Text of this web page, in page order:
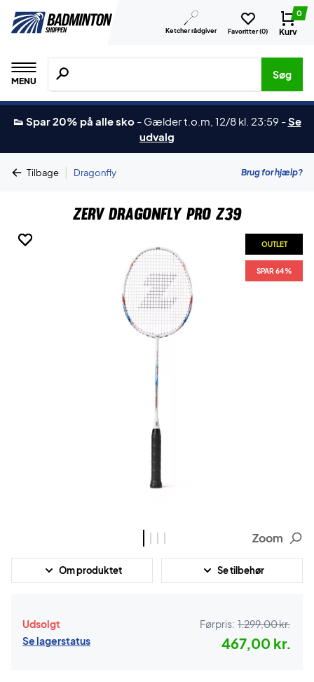
Ketcher rådgiver Favoritter (0)
0
Kurv
MENU
Søg efter produkter, mærker etc.
Søg
👟 Spar 20% på alle sko - Gælder t.o.m, 12/8 kl. 23:59 -Se
udvalg
Tilbage | Dragonfly Brug for hjælp?
ZERV Dragonfly Pro Z39
OUTLET
SPAR 64%
OUTLET
SPAR 64%
OUTLET
SPAR 64%
OUTLET
SPAR 64%
Zoom
Om produktet Se tilbehør
Udsolgt
Se lagerstatus
Førpris: 1.299,00 kr.
467,00 kr.